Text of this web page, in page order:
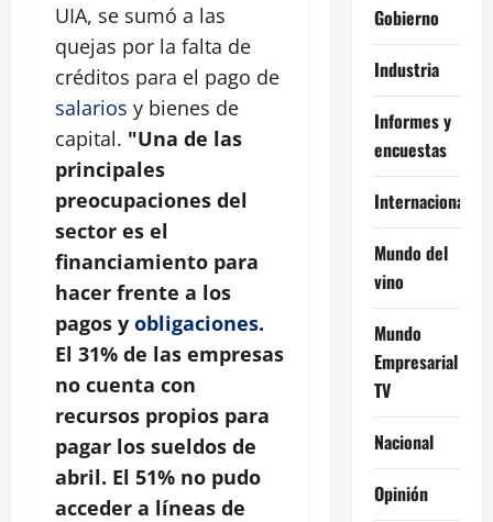
UIA, se sumó a las
quejas por la falta de
créditos para el pago de
salarios y bienes de
capital. "Una de las
principales
preocupaciones del
sector es el
financiamiento para
hacer frente a los
pagos y obligaciones.
El 31% de las empresas
no cuenta con
recursos propios para
pagar los sueldos de
abril. El 51% no pudo
acceder a líneas de
Gobierno
Industria
Informes y
encuestas
Internacional
Mundo del
vino
Mundo
Empresarial
TV
Nacional
Opinión